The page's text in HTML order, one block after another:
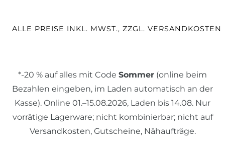
ALLE PREISE INKL. MWST., ZZGL. VERSANDKOSTEN
*-20 % auf alles mit Code Sommer (online beim
Bezahlen eingeben, im Laden automatisch an der
Kasse). Online 01.–15.08.2026, Laden bis 14.08. Nur
vorrätige Lagerware; nicht kombinierbar; nicht auf
Versandkosten, Gutscheine, Nähaufträge.